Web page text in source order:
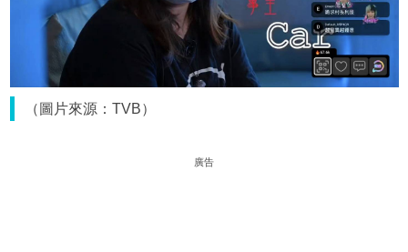
（圖片來源：TVB）
廣告